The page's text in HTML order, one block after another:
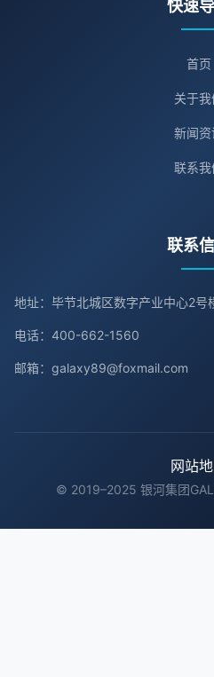
快速
首页
关于我
新闻资
联系我
联系
地址：毕节北城区数字产业中心2号
电话：400-662-1560
邮箱：galaxy89@foxmail.com
网站
© 2019–2025 银河集团